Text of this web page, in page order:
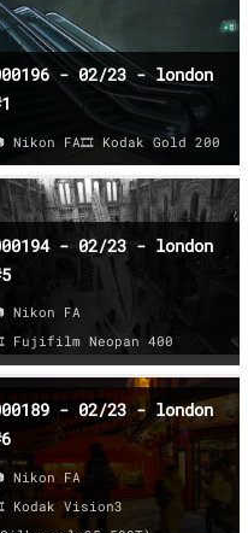
- 02/23 - london
Nikon FA🎞️ Kodak Gold 200
- 02/23 - london
Nikon FA
Fujifilm Neopan 400
- 02/23 - london
Nikon FA
Kodak Vision3